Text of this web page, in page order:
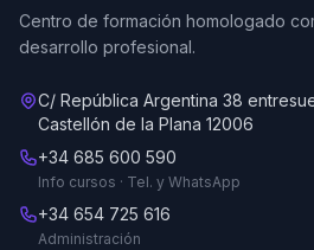
Centro de formación homologado
desarrollo profesional.
C/ República Argentina 38
Castellón de la Plana 12006
+34 685 600 590
Info cursos · Tel. y WhatsApp
+34 654 725 616
Administración